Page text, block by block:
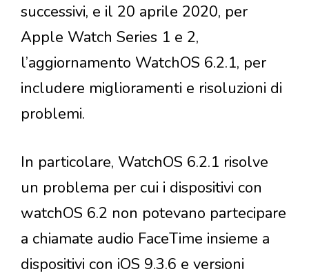
successivi, e il 20 aprile 2020, per
Apple Watch Series 1 e 2,
l’aggiornamento WatchOS 6.2.1, per
includere miglioramenti e risoluzioni di
problemi.
In particolare, WatchOS 6.2.1 risolve
un problema per cui i dispositivi con
watchOS 6.2 non potevano partecipare
a chiamate audio FaceTime insieme a
dispositivi con iOS 9.3.6 e versioni